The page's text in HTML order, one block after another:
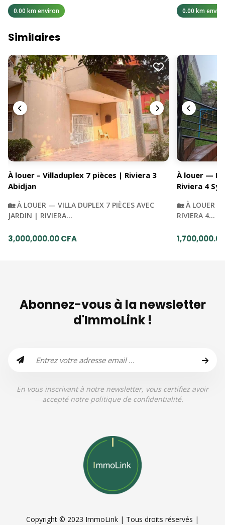
0.00 km environ 0.00 km
Similaires
À louer – Villaduplex 7 pièces | Riviera 3
Abidjan
🏡 À LOUER — VILLA DUPLEX 7 PIÈCES AVEC
JARDIN | RIVIERA…
3,000,000.00 CFA
À louer —
Riviera 4
🏡 À LOUER —
RIVIERA 4…
Abonnez-vous à la newsletter
d'ImmoLink !
En vous inscrivant à notre newsletter, vous certifiez avoir
accepté notre politique de confidentialité.
Copyright © 2023 ImmoLink | Tous droits réservés |